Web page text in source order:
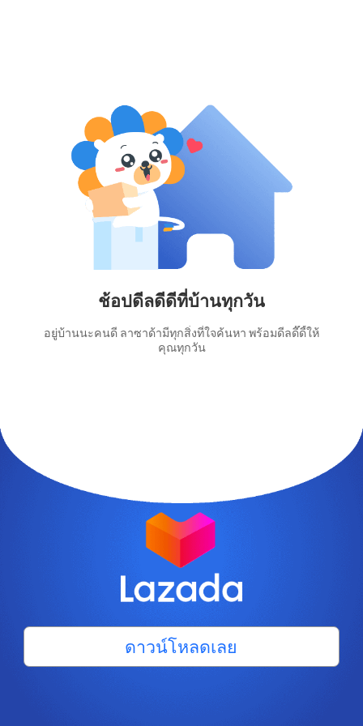
ช้อปดีลดีดีที่บ้านทุกวัน
อยู่บ้านนะคนดี ลาซาด้ามีทุกสิ่งที่ใจค้นหา พร้อมดีลดี๊ดี้ให้
คุณทุกวัน
ดาวน์โหลดเลย